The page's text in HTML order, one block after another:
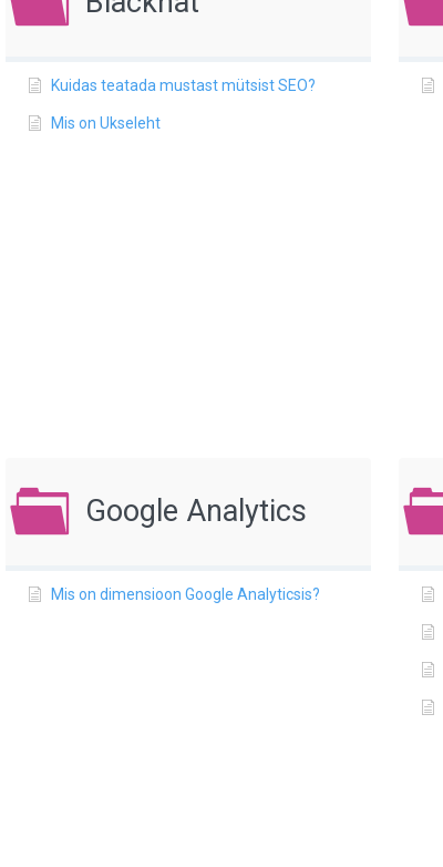
Kuidas teatada mustast mütsist SEO?
Mis on Ukseleht
Google Analytics
Mis on dimensioon Google Analyticsis?